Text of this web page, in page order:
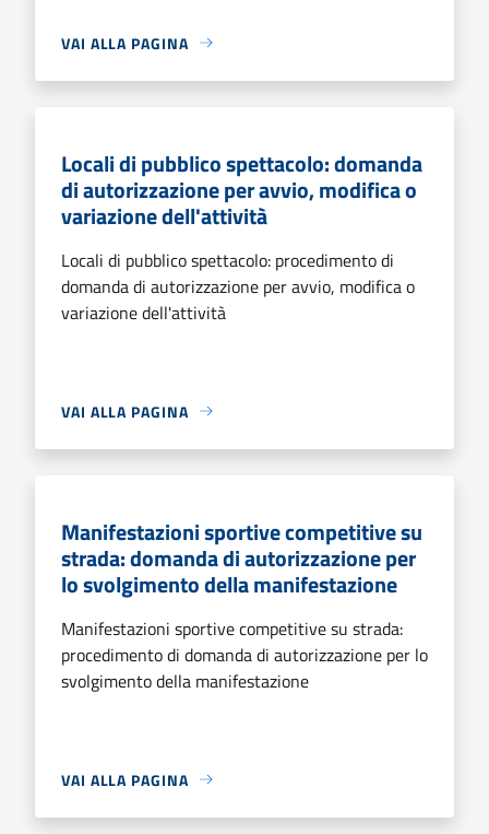
VAI ALLA PAGINA
Locali di pubblico spettacolo: domanda
di autorizzazione per avvio, modifica o
variazione dell'attività
Locali di pubblico spettacolo: procedimento di
domanda di autorizzazione per avvio, modifica o
variazione dell'attività
VAI ALLA PAGINA
Manifestazioni sportive competitive su
strada: domanda di autorizzazione per
lo svolgimento della manifestazione
Manifestazioni sportive competitive su strada:
procedimento di domanda di autorizzazione per lo
svolgimento della manifestazione
VAI ALLA PAGINA